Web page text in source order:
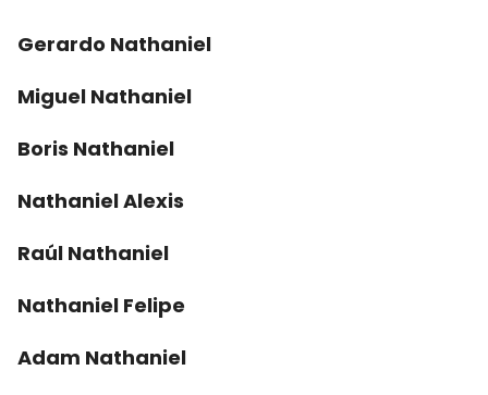
Gerardo Nathaniel
Miguel Nathaniel
Boris Nathaniel
Nathaniel Alexis
Raúl Nathaniel
Nathaniel Felipe
Adam Nathaniel